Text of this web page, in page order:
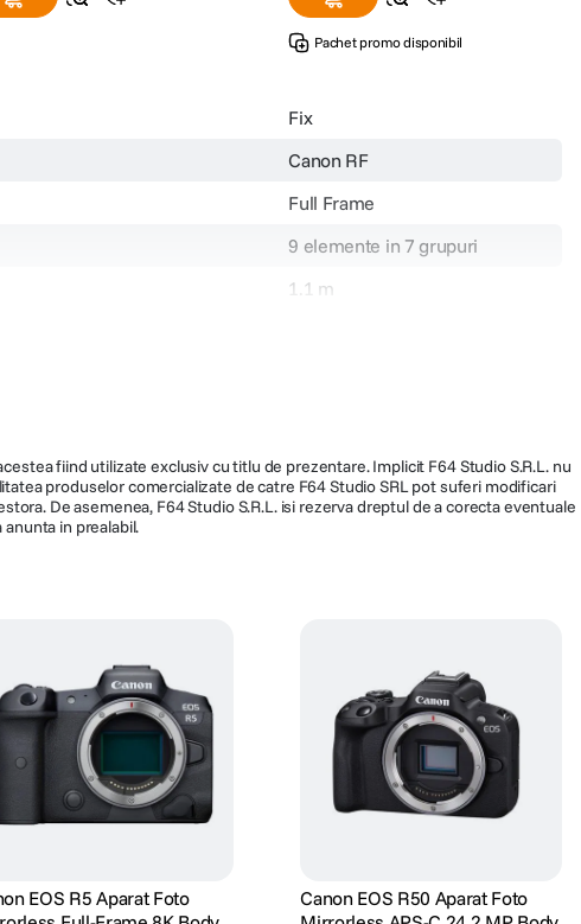
Pachet promo disponibil
Fix
Canon RF
Full Frame
9 elemente in 7 grupuri
1.1 m
85mm
Full Frame: 28.4° / Super35:
T1.5 - T22
fiind utilizate exclusiv cu titlu de prezentare. Implicit F64 Studio S.R.L. nu
produselor comercializate de catre F64 Studio SRL pot suferi modificari
De asemenea, F64 Studio S.R.L. isi rezerva dreptul de a corecta eventuale
in prealabil.
EOS R5 Aparat Foto
Canon EOS R50 Aparat Foto